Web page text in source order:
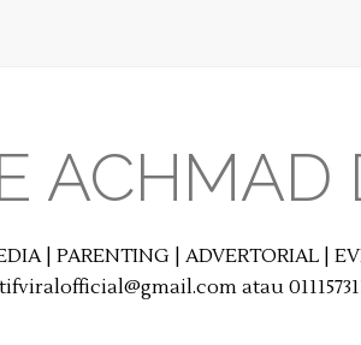
ACHMAD
| PARENTING | ADVERTORIAL |
atau